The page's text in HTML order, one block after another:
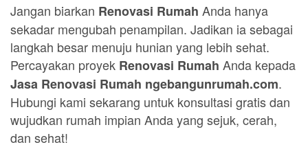
Jangan biarkan Renovasi Rumah Anda hanya
sekadar mengubah penampilan. Jadikan ia sebagai
langkah besar menuju hunian yang lebih sehat.
Percayakan proyek Renovasi Rumah Anda kepada
Jasa Renovasi Rumah ngebangunrumah.com.
Hubungi kami sekarang untuk konsultasi gratis dan
wujudkan rumah impian Anda yang sejuk, cerah,
dan sehat!